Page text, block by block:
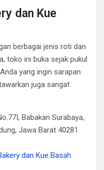
dan Kue
berbagai jenis roti dan
toko ini buka sejak pukul
yang ingin sarapan
juga sangat
Babakan Surabaya,
Jawa Barat 40281
dan Kue Basah